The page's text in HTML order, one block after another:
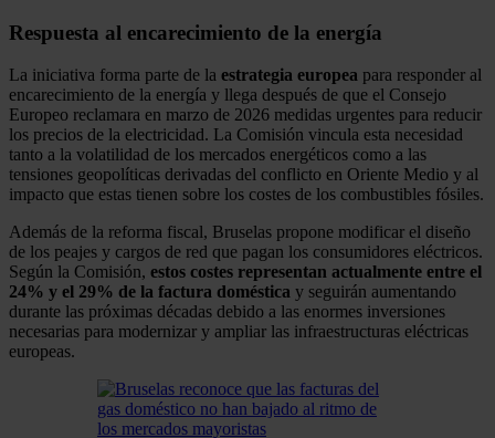
Respuesta al encarecimiento de la energía
La iniciativa forma parte de la estrategia europea para responder al
encarecimiento de la energía y llega después de que el Consejo
Europeo reclamara en marzo de 2026 medidas urgentes para reducir
los precios de la electricidad. La Comisión vincula esta necesidad
tanto a la volatilidad de los mercados energéticos como a las
tensiones geopolíticas derivadas del conflicto en Oriente Medio y al
impacto que estas tienen sobre los costes de los combustibles fósiles.
Además de la reforma fiscal, Bruselas propone modificar el diseño
de los peajes y cargos de red que pagan los consumidores eléctricos.
Según la Comisión, estos costes representan actualmente entre el
24% y el 29% de la factura doméstica y seguirán aumentando
durante las próximas décadas debido a las enormes inversiones
necesarias para modernizar y ampliar las infraestructuras eléctricas
europeas.